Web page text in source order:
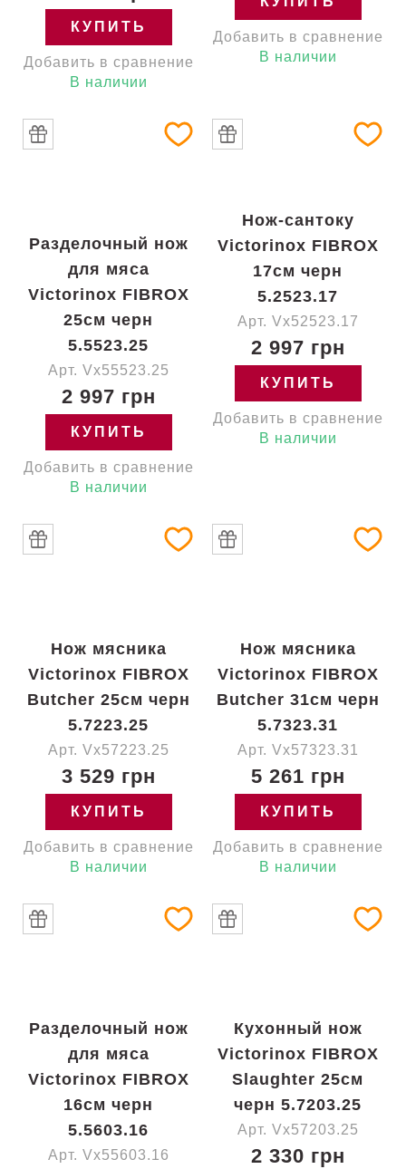
КУПИТЬ
Добавить в сравнение
В наличии
Добавить в сравнение
В наличии
Разделочный нож
для мяса
Victorinox FIBROX
25см черн
5.5523.25
Арт. Vx55523.25
2 997 грн
КУПИТЬ
Добавить в сравнение
В наличии
Нож-сантоку
Victorinox FIBROX
17см черн
5.2523.17
Арт. Vx52523.17
2 997 грн
КУПИТЬ
Добавить в сравнение
В наличии
Нож мясника
Victorinox FIBROX
Butcher 25см черн
5.7223.25
Арт. Vx57223.25
3 529 грн
КУПИТЬ
Добавить в сравнение
В наличии
Нож мясника
Victorinox FIBROX
Butcher 31см черн
5.7323.31
Арт. Vx57323.31
5 261 грн
КУПИТЬ
Добавить в сравнение
В наличии
Разделочный нож
для мяса
Victorinox FIBROX
16см черн
5.5603.16
Арт. Vx55603.16
Кухонный нож
Victorinox FIBROX
Slaughter 25см
черн 5.7203.25
Арт. Vx57203.25
2 330 грн